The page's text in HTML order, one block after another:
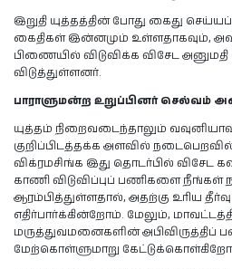
இறுதி யுத்தத்தின் போது கைது
கைதிகள் இன்னமும் உள்ளதாகவும்,
பிணையில் விடுவிக்க விசேட
விடுத்துள்ளனர்.
பாராளுமன்ற உறுப்பினர் செல்வம்
யுத்தம் நிறைவடைந்தாலும்
குறிப்பிடத்தக்க அளவில்
விக்ரமசிங்க இது தொடர்பில் விசேட
காணி விடுவிப்புப் பணிகளை நீங்கள்
ஆரம்பித்துள்ளதால், அதற்கு உரிய
எதிர்பார்க்கின்றோம். மேலும்,
மருத்துவமனைகளின்
மேற்கொள்ளுமாறு